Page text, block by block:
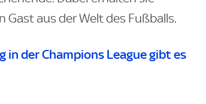
aus der Welt des Fußballs.
der Champions League gibt es